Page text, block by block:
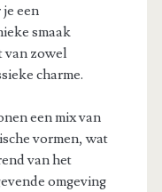
een
smaak
van zowel
charme.
een mix van
vormen, wat
van het
omgeving